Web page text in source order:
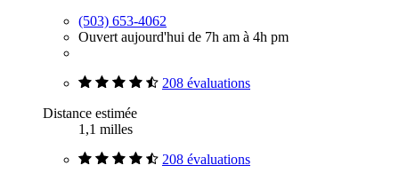
(503) 653-4062
Ouvert aujourd'hui de 7h am à 4h pm
208 évaluations
Distance estimée
1,1 milles
208 évaluations